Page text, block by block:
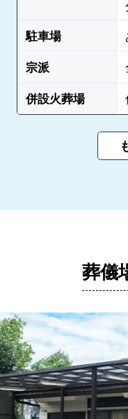
駐車場
宗派
併設火葬場
葬儀